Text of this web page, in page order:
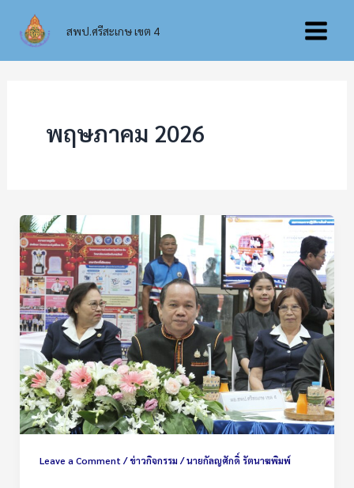
content
สพป.ศรีสะเกษ เขต 4
Main
พฤษภาคม 2026
Leave a Comment /ข่าวกิจกรรม /นายกัลญศักดิ์ รัตนาฆพิมพ์